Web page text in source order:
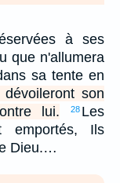
à ses
que n'allumera
sa tente en
son
lui.
28 Les
emportés, Ils
Dieu.…